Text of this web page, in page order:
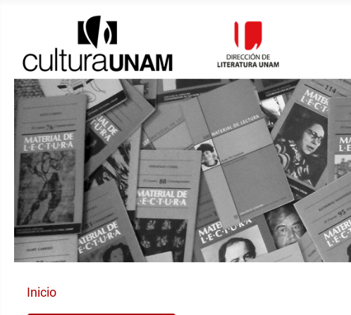
Inicio